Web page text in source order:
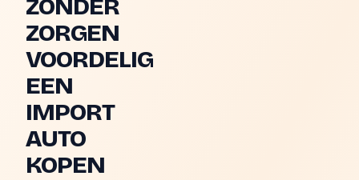
ZONDER
ZORGEN
VOORDELIG
EEN
IMPORT
AUTO
KOPEN